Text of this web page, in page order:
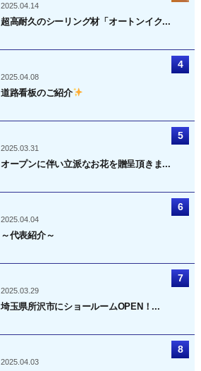
2025.04.14
超高耐久のシーリング材「オートンイク...
2025.04.08
道路看板のご紹介
2025.03.31
オープンに伴い立派なお花を贈呈頂きま...
2025.04.04
～代表紹介～
2025.03.29
埼玉県所沢市にショールームOPEN！...
2025.04.03